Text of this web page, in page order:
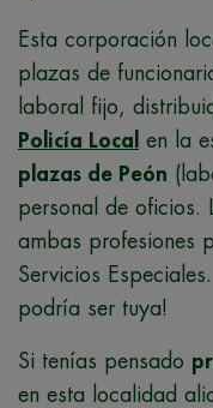
Esta corporación
plazas de
laboral fijo,
Policía Local
en la
plazas de Peón
personal de oficios.
ambas profesiones
Servicios
podría ser tuya!
Si tenías pensado
en esta localidad